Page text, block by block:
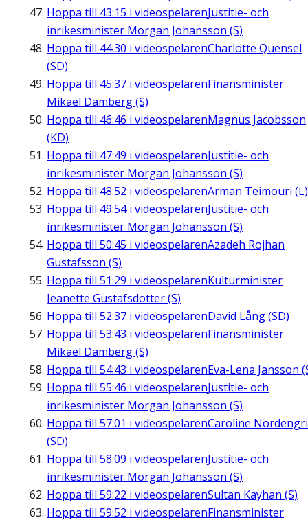
Hoppa till 43:15 i videospelarenJustitie- och
inrikesminister Morgan Johansson (S)
Hoppa till 44:30 i videospelarenCharlotte Quensel
(SD)
Hoppa till 45:37 i videospelarenFinansminister
Mikael Damberg (S)
Hoppa till 46:46 i videospelarenMagnus Jacobsson
(KD)
Hoppa till 47:49 i videospelarenJustitie- och
inrikesminister Morgan Johansson (S)
Hoppa till 48:52 i videospelarenArman Teimouri (L)
Hoppa till 49:54i videospelarenJustitie- och
inrikesminister Morgan Johansson (S)
Hoppa till 50:45 i videospelarenAzadeh Rojhan
Gustafsson (S)
Hoppa till 51:29 i videospelarenKulturminister
Jeanette Gustafsdotter (S)
Hoppa till 52:37 i videospelarenDavid Lång (SD)
Hoppa till 53:43 i videospelarenFinansminister
Mikael Damberg (S)
Hoppa till 54:43 i videospelarenEva-Lena Jansson
Hoppa till 55:46 i videospelarenJustitie- och
inrikesminister Morgan Johansson (S)
Hoppa till 57:01 i videospelarenCaroline
(SD)
Hoppa till 58:09 i videospelarenJustitie- och
inrikesminister Morgan Johansson (S)
Hoppa till 59:22 i videospelarenSultan Kayhan (S)
Hoppa till 59:52 i videospelarenFinansminister